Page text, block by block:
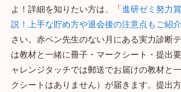
よ！詳細を知りたい方は、「進研ゼミ努力
説！上手な貯め方や退会後の注意点もご紹介
さい。赤ペン先生のない月にある実力診断
は教材と一緒に冊子・マークシート・提出
ャレンジタッチでは郵送でお届けの教材と
クシートはありません）が届きます。提出